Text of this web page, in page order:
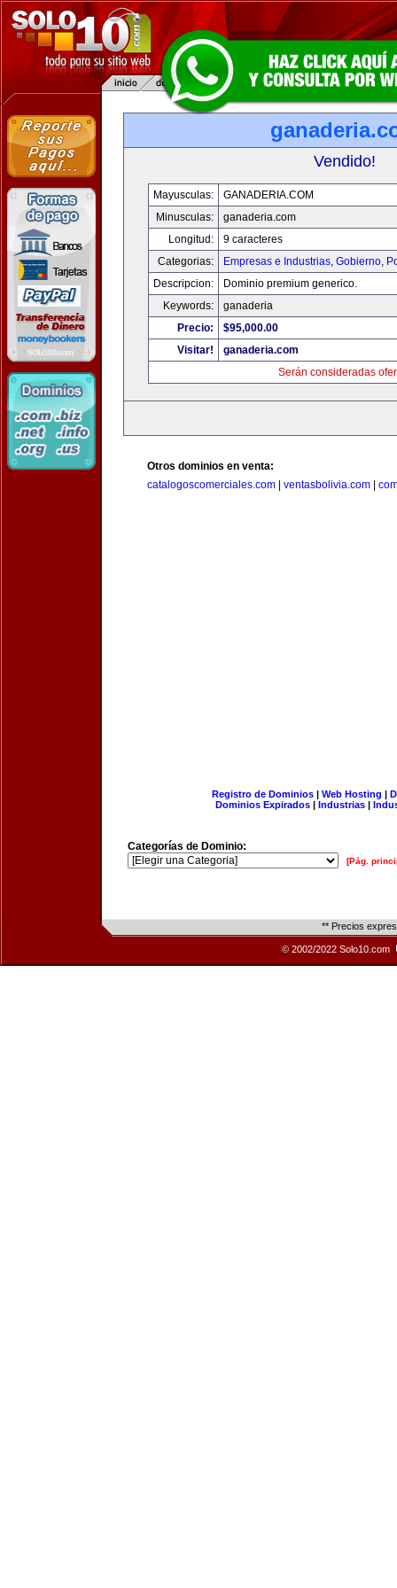
Vendido!
Mayusculas:
GANADERIA.COM
Minusculas:
ganaderia.com
Longitud:
9 caracteres
Categorias:
Empresas e Industrias, Gobierno,
Descripcion:
Dominio premium generico.
Keywords:
ganaderia
Precio:
$95,000.00
Visitar!
ganaderia.com
Serán consideradas
Otros dominios en venta:
catalogoscomerciales.com
ventasbolivia.com
Registro de Dominios| Web Hosting |
Dominios Expirados | Industrias |
Categorías de Dominio:
[Pág.
** Precios
© 2002/2022 Solo10.com